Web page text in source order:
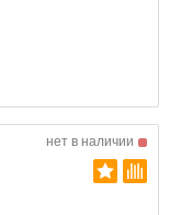
нет в наличии